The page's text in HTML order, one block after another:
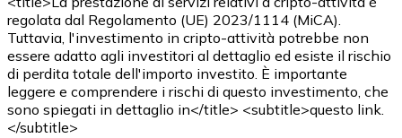
regolata dal Regolamento (UE) 2023/1114 (MiCA).
Tuttavia, l'investimento in cripto-attività potrebbe non
essere adatto agli investitori al dettaglio ed esiste il rischio
di perdita totale dell'importo investito. È importante
leggere e comprendere i rischi di questo investimento, che
sono spiegati in dettaglio in</title> <subtitle>questo link.
</subtitle>